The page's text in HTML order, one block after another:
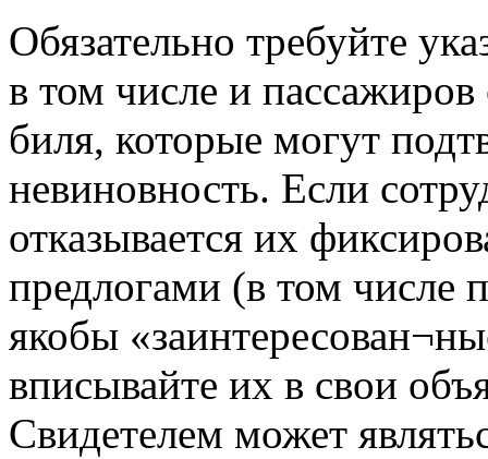
Обязательно требуйте
в том числе и пассажиров
биля, которые могут
невиновность. Если
отказывается их
предлогами (в том числе
якобы
вписывайте их в свои
Свидетелем может